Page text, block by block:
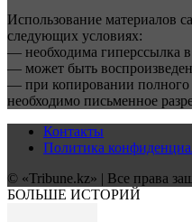
Использование материалов
следующих условиях:
— необходима гиперссылка в
— может быть
— при копировании полного
необходимо письменное
Контакты
Политика
© «Tribune.kz» | Все права
БОЛЬШЕ ИСТОРИЙ